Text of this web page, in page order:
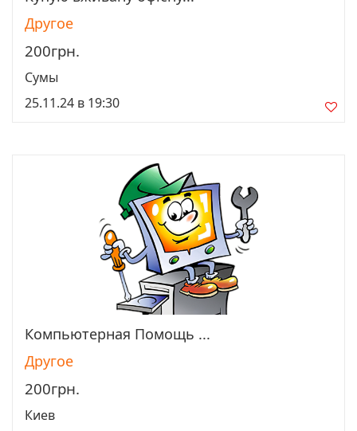
Другое
200грн.
Сумы
25.11.24 в 19:30
Просмотреть
Компьютерная Помощь ...
Другое
200грн.
Киев